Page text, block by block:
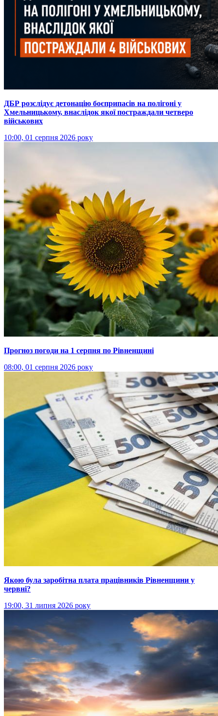
ДБР розслідує детонацію боєприпасів на полігоні у
Хмельницькому, внаслідок якої постраждали четверо
військових
10:00, 01 серпня 2026 року
Прогноз погоди на 1 серпня по Рівненщині
08:00, 01 серпня 2026 року
Якою була заробітна плата працівників Рівненщини у
червні?
19:00, 31 липня 2026 року